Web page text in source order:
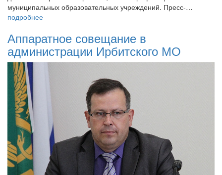
муниципальных образовательных учреждений. Пресс-…
подробнее
Аппаратное совещание в
администрации Ирбитского МО